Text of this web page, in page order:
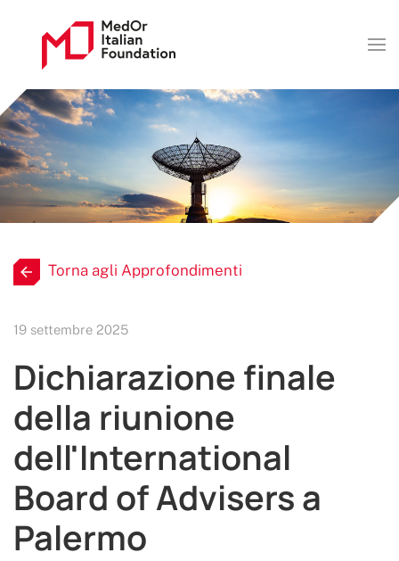
Torna agli Approfondimenti
19 settembre 2025
Dichiarazione finale
della riunione
dell'International
Board of Advisers a
Palermo